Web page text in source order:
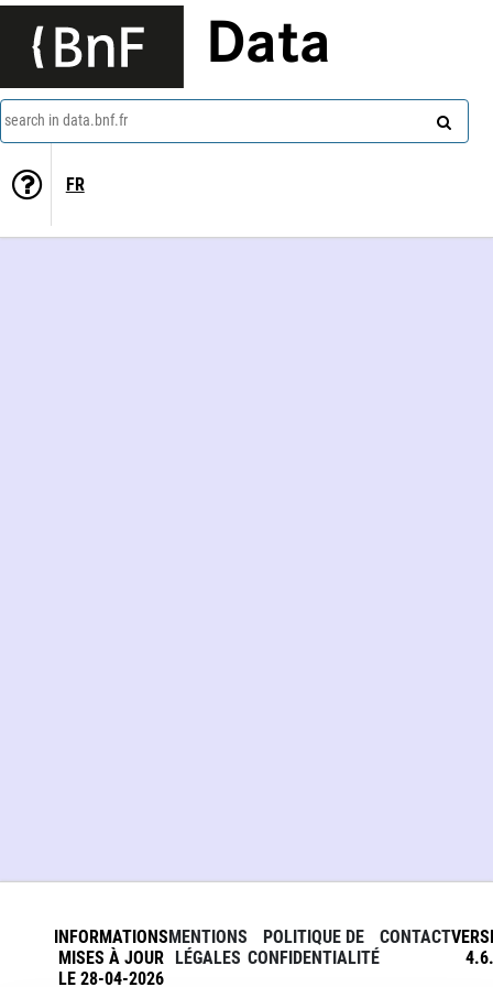
Data
search in data.bnf.fr
FR
INFORMATIONS
MISES À JOUR
LE 28-04-2026
MENTIONS
LÉGALES
POLITIQUE DE
CONFIDENTIALITÉ
CONTACT